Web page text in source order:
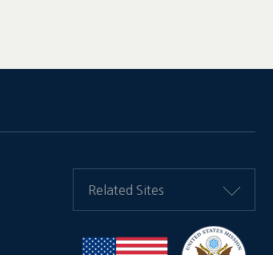
Related Sites